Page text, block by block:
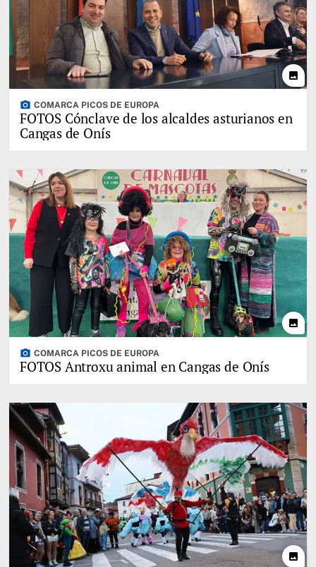
photo
photo_camera COMARCA PICOS DE EUROPA
FOTOS Cónclave de los alcaldes asturianos en
Cangas de Onís
photo
photo_camera COMARCA PICOS DE EUROPA
FOTOS Antroxu animal en Cangas de Onís
photo